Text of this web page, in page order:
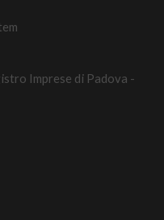
Imprese di Padova -